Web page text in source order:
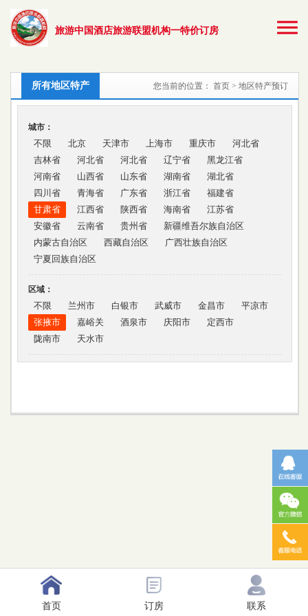
旅游中国酒店旅游联盟机构一特价订房
所有地区特产 您当前的位置： 首页 > 地区特产预订
城市：
不限 北京 天津市 上海市 重庆市
河北省
吉林省
河北省 河北省 辽宁省
黑龙江省
河南省
山西省 山东省 湖南省
湖北省
四川省
青海省 广东省 浙江省
福建省
甘肃省
江西省 陕西省 海南省
江苏省
安徽省
云南省 贵州省
新疆维吾尔族自治区
内蒙古自治区
西藏自治区
广西壮族自治区
宁夏回族自治区
区域：
不限 兰州市 白银市 武威市 金昌市
平凉市
张掖市
嘉峪关 酒泉市 庆阳市
定西市
陇南市
天水市
首页 订房 联系